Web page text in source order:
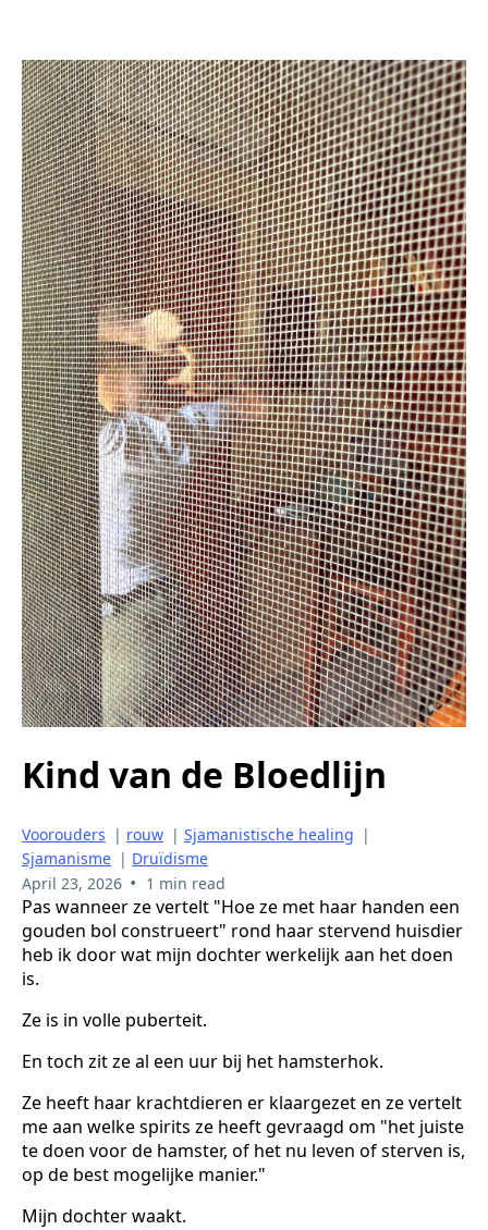
Kind van de Bloedlijn
Voorouders | rouw | Sjamanistische healing |
Sjamanisme | Druïdisme
April 23, 2026 • 1 min read
Pas wanneer ze vertelt "Hoe ze met haar handen een
gouden bol construeert" rond haar stervend huisdier
heb ik door wat mijn dochter werkelijk aan het doen
is.
Ze is in volle puberteit.
En toch zit ze al een uur bij het hamsterhok.
Ze heeft haar krachtdieren er klaargezet en ze vertelt
me aan welke spirits ze heeft gevraagd om "het juiste
te doen voor de hamster, of het nu leven of sterven is,
op de best mogelijke manier."
Mijn dochter waakt.